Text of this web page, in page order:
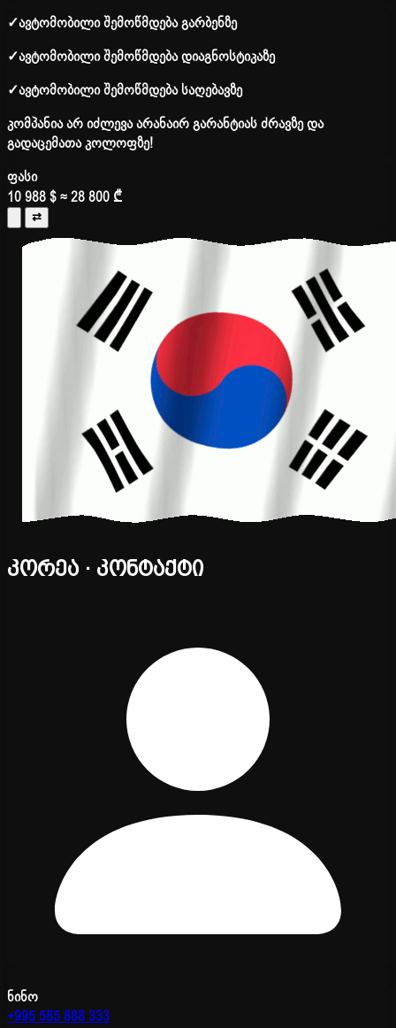
✓ავტომობილი შემოწმდება გარბენზე
✓ავტომობილი შემოწმდება დიაგნოსტიკაზე
✓ავტომობილი შემოწმდება საღებავზე
კომპანია არ იძლევა არანაირ გარანტიას ძრავზე და
გადაცემათა კოლოფზე!
ფასი
10 988 $≈ 28 800 ₾
⇄
კორეა · კონტაქტი
ნინო
+995 585 888 333